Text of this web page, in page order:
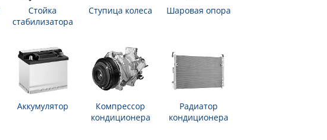
Стойка
стабилизатора
Ступица колеса Шаровая опора
Аккумулятор
Компрессор
кондиционера
Радиатор
кондиционера